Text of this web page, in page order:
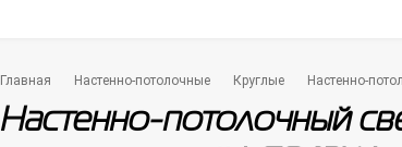
Главная Настенно-потолочные Круглые Настенно-
Настенно-потолочный